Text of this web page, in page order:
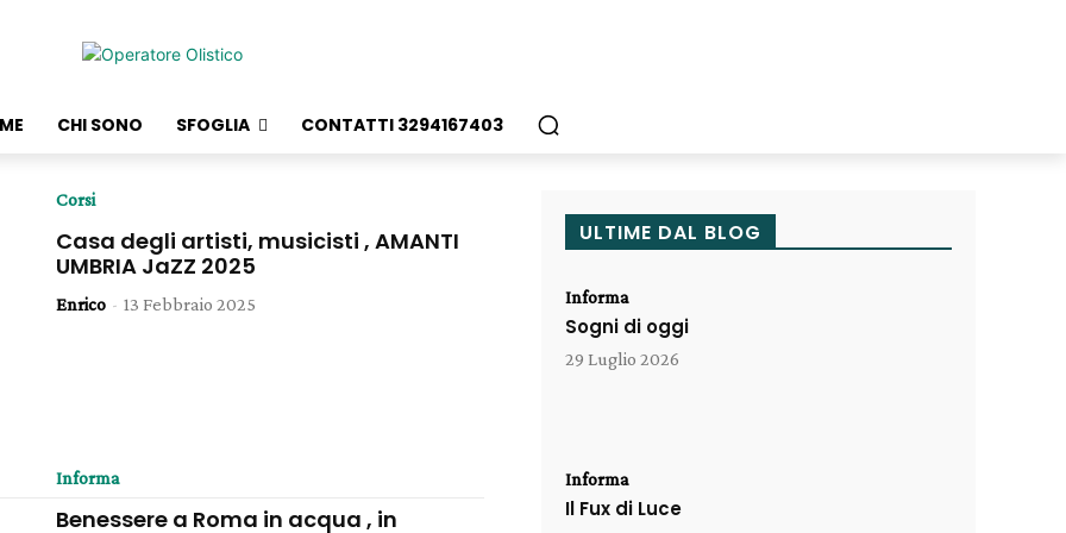
CHI SONO SFOGLIA CONTATTI 3294167403
Corsi
Casa degli artisti, musicisti , AMANTI
UMBRIA JaZZ 2025
Enrico - 13 Febbraio 2025
Informa
Benessere a Roma in acqua , in
ULTIME DAL BLOG
Informa
Sogni di oggi
29 Luglio 2026
Informa
Il Fux di Luce